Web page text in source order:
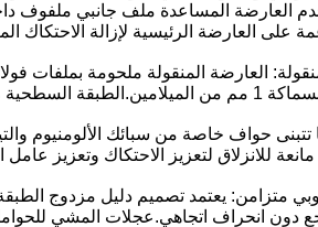
على العارضة الرئيسية لإزالة
العالية والاستقرار الهيكلي للخطوات المتحركة.
تتبنى حواف خاصة من سبائك الألومنيوم
للانزلاق لتعزيز الاحتكاك وتعزيز عامل
متزامن: يعتمد تصميم دليل مزدوج
دون انحراف اتجاهي.عجلات المشي